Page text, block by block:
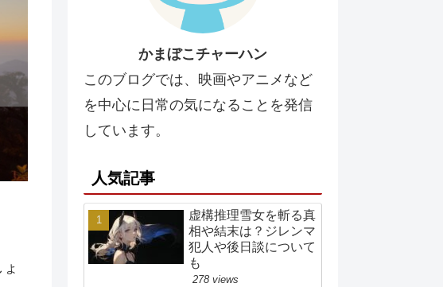
かまぼこチャーハン
このブログでは、映画やアニメなど
を中心に日常の気になることを発信
しています。
人気記事
虚構推理雪女を斬る真
相や結末は？ジレンマ
犯人や後日談について
も
278 views